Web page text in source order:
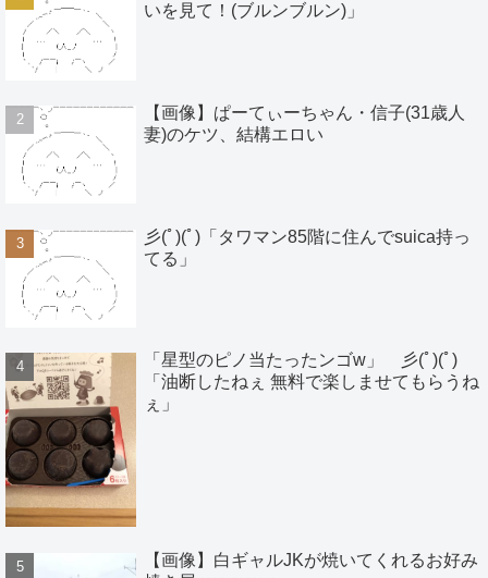
いを見て！(ブルンブルン)」
【画像】ぱーてぃーちゃん・信子(31歳人
妻)のケツ、結構エロい
彡(ﾟ)(ﾟ)「タワマン85階に住んでsuica持っ
てる」
「星型のピノ当たったンゴw」 彡(ﾟ)(ﾟ)
「油断したねぇ 無料で楽しませてもらうね
ぇ」
【画像】白ギャルJKが焼いてくれるお好み